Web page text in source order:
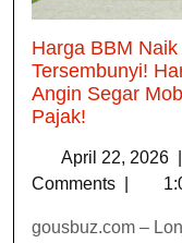
Harga BBM
Tersembunyi!
Angin Segar
Pajak!
April 22, 2026
Comments
gousbuz.com –